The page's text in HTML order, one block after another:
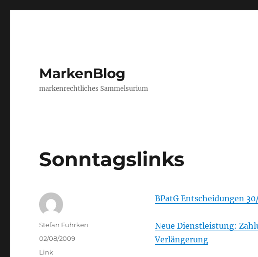
MarkenBlog
markenrechtliches Sammelsurium
Sonntagslinks
BPatG Entscheidungen
Neue Dienstleistung:
Verlängerung
Author
Stefan Fuhrken
Posted
on
02/08/2009
Categories
Link